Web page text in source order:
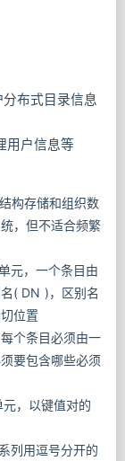
布式目录信息
用户信息等
构存储和组织数
，但不适合频繁
元，一个条目由
( DN )，区别名
位置
个条目必须由一
要包含哪些必须
，以键值对的
列用逗号分开的